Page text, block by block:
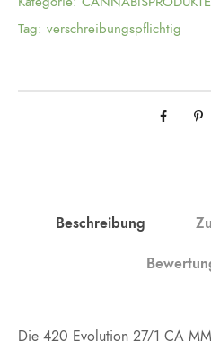
Tag: verschreibungspflichtig
Beschreibung
Die 420 Evolution 27/1 CA